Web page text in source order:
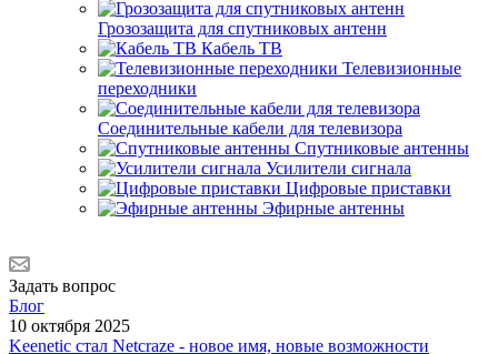
Грозозащита для спутниковых антенн
Кабель ТВ
Телевизионные
переходники
Соединительные кабели для телевизора
Спутниковые антенны
Усилители сигнала
Цифровые приставки
Эфирные антенны
Задать вопрос
Блог
10 октября 2025
Keenetic стал Netcraze - новое имя, новые возможности